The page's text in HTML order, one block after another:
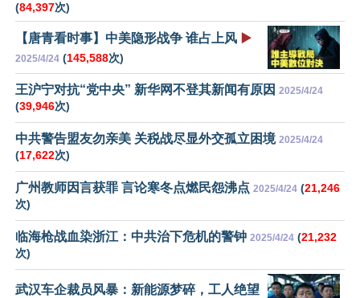
(84,397次)
【唐青看时事】中美隐形战争 谁占上风 ▶️
2025/4/24 (145,588次)
王沪宁对抗“党中央” 新华网不登其新闻有原因 2025/4/24
(39,946次)
中共警告盟友勿亲美 关税战尽显外交孤立困境 2025/4/24
(17,622次)
广州教师因言获罪 言论寒冬点燃民怨沸点 2025/4/24 (21,246
次)
临海枪战血染浙江：中共治下危机的警钟 2025/4/24 (21,232
次)
武汉车企裁员风暴：新能源梦碎，工人绝望